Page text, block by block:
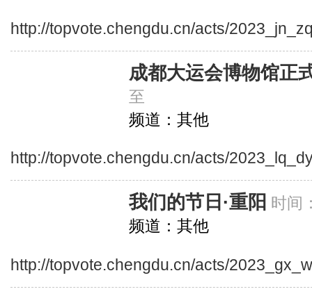
http://topvote.chengdu.cn/acts/
成都大运会博物馆正
至
频道：其他
http://topvote.chengdu.cn/acts/
我们的节日·重阳 时间
频道：其他
http://topvote.chengdu.cn/acts/